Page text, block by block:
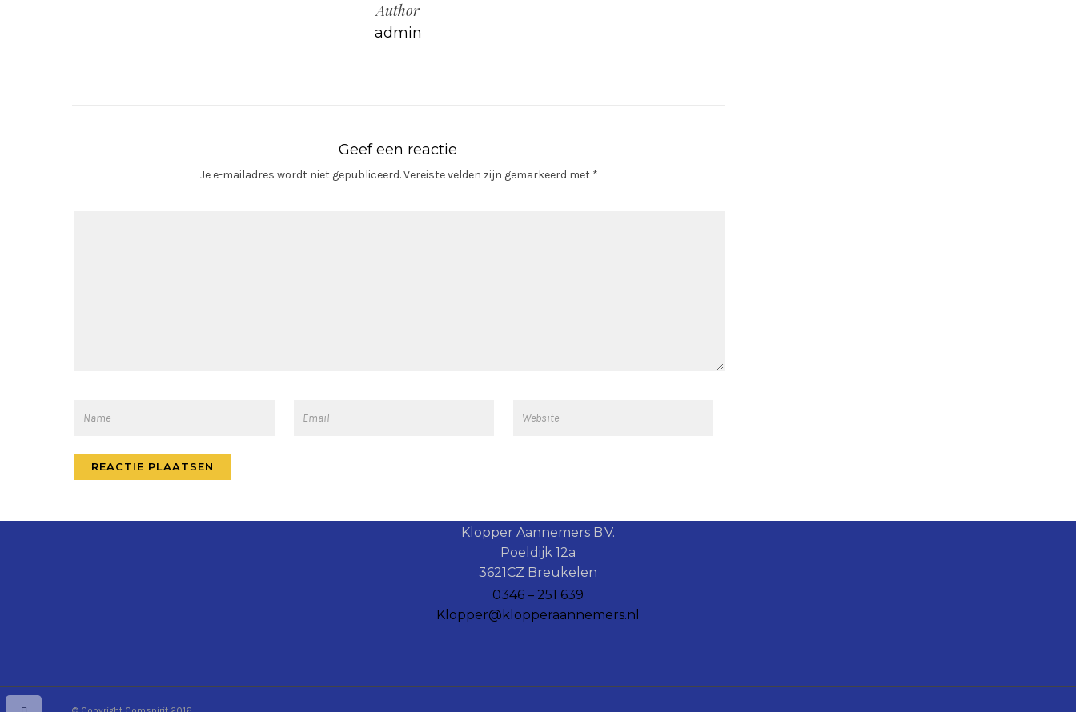
Author
admin
Geef een reactie
Je e-mailadres wordt niet gepubliceerd.Vereiste velden zijn gemarkeerd met *
Klopper Aannemers B.V.
Poeldijk 12a
3621CZ Breukelen
0346 – 251 639
Klopper@klopperaannemers.nl